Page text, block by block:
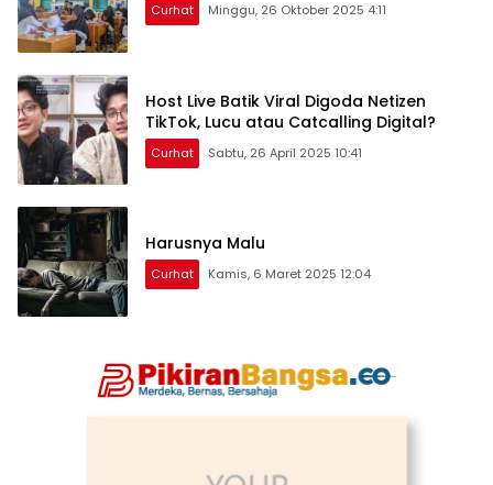
Curhat Minggu, 26 Oktober 2025 4:11
Host Live Batik Viral Digoda Netizen
TikTok, Lucu atau Catcalling Digital?
Curhat Sabtu, 26 April 2025 10:41
Harusnya Malu
Curhat Kamis, 6 Maret 2025 12:04